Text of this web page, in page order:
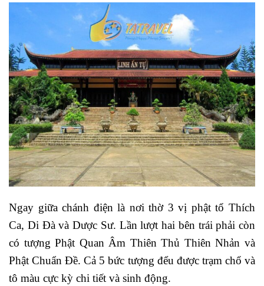
Ngay giữa chánh điện là nơi thờ 3 vị phật tổ Thích
Ca, Di Đà và Dược Sư. Lần lượt hai bên trái phải còn
có tượng Phật Quan Âm Thiên Thủ Thiên Nhản và
Phật Chuẩn Đề. Cả 5 bức tượng đểu được trạm chổ và
tô màu cực kỳ chi tiết và sinh động.